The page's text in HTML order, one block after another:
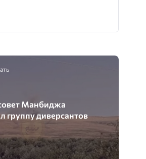
Манбиджа
группу диверсантов